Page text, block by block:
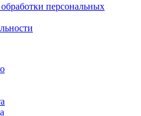
персональных